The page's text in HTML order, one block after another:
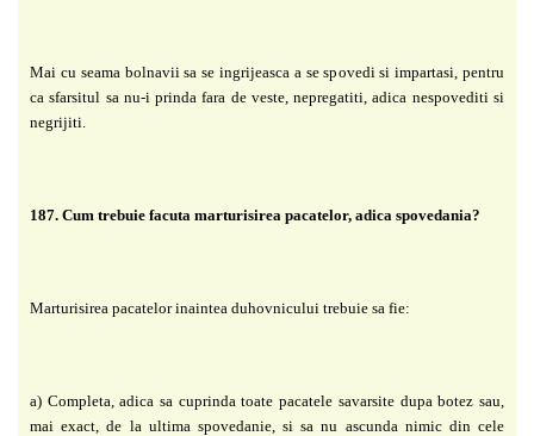
Mai cu seama bolnavii sa se ingrijeasca a se spovedi si impartasi, pentru
ca sfarsitul sa nu-i prinda fara de veste, nepregatiti, adica nespovediti si
negrijiti.
187. Cum trebuie facuta marturisirea pacatelor, adica spovedania?
Marturisirea pacatelor inaintea duhovnicului trebuie sa fie:
a) Completa, adica sa cuprinda toate pacatele savarsite dupa botez sau,
mai exact, de la ultima spovedanie, si sa nu ascunda nimic din cele